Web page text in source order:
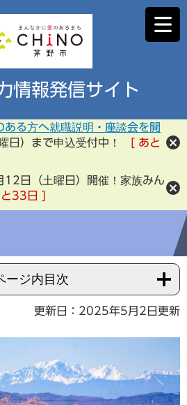
情報発信サイト
る方へ就職説明・座談会を開
日）まで申込受付中！
あと
12日（土曜日）開催！家族みん
33 日
ージ内目次
更新日：2025年5月2日更新